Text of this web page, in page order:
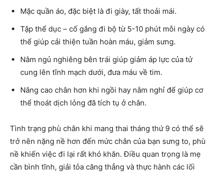
Mặc quần áo, đặc biệt là đi giày, tất thoải mái.
Tập thể dục – cố gắng đi bộ từ 5-10 phút mỗi ngày có
thể giúp cải thiện tuần hoàn máu, giảm sưng.
Nằm ngủ nghiêng bên trái giúp giảm áp lực của tử
cung lên tĩnh mạch dưới, đưa máu về tim.
Nâng cao chân hơn khi ngồi hay nằm nghỉ để giúp cơ
thể thoát dịch lỏng đã tích tụ ở chân.
Tình trạng phù chân khi mang thai tháng thứ 9 có thể sẽ
trở nên nặng nề hơn đến mức chân của bạn sưng to, phù
nề khiến việc đi lại rất khó khăn. Điều quan trọng là mẹ
cần bình tĩnh, giải tỏa căng thẳng và thực hành các lối